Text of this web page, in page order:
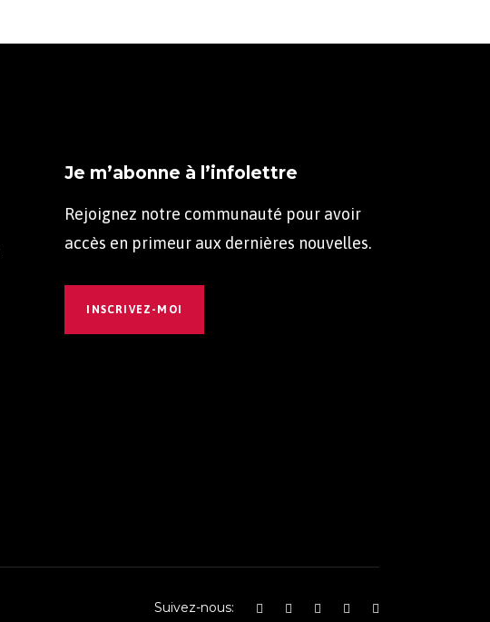
Je m’abonne à l’infolettre
Rejoignez notre communauté pour avoir
accès en primeur aux dernières nouvelles.
INSCRIVEZ-MOI
Suivez-nous: